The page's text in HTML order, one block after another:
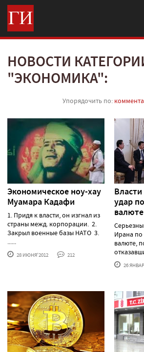
НОВОСТИ
"ЭКОНОМИКА":
Упорядочить по:
Экономическое ноу-хау
Муамара Кадафи
1. Придя к власти, он изгнал из
страны межд. корпорации. 2.
Закрыл военные базы НАТО 3.
......
28 ИЮНЯ'2012 212
удар
валюте
Ирана по
валюте,
26